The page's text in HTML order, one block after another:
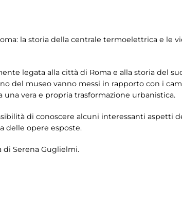
la storia della centrale termoelettrica e le
legata alla città di Roma e alla storia del
del museo vanno messi in rapporto con i
vera e propria trasformazione urbanistica.
di conoscere alcuni interessanti aspetti
delle opere esposte.
di Serena Guglielmi.